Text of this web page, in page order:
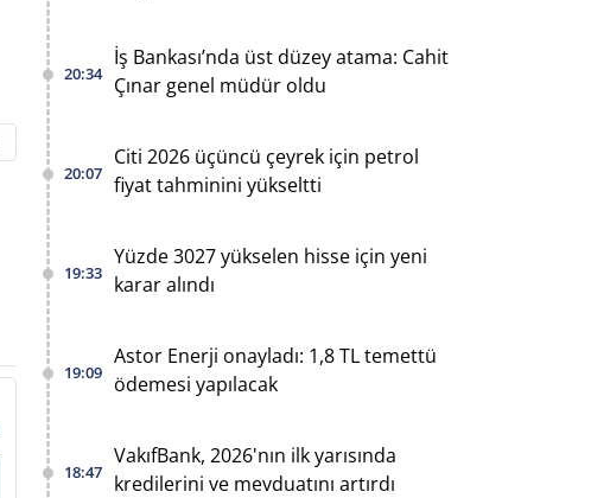
20:34
İş Bankası’nda üst düzey atama: Cahit
Çınar genel müdür oldu
20:07
Citi 2026 üçüncü çeyrek için petrol
fiyat tahminini yükseltti
19:33
Yüzde 3027 yükselen hisse için yeni
karar alındı
19:09
Astor Enerji onayladı: 1,8 TL temettü
ödemesi yapılacak
18:47
VakıfBank, 2026'nın ilk yarısında
kredilerini ve mevduatını artırdı